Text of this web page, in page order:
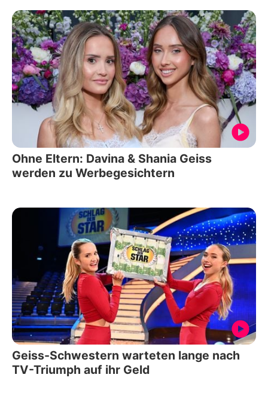
Ohne Eltern: Davina & Shania Geiss
werden zu Werbegesichtern
Geiss-Schwestern warteten lange nach
TV-Triumph auf ihr Geld